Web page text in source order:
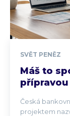
SVĚT PENĚZ
Máš to
přípravou
Česká
projektem